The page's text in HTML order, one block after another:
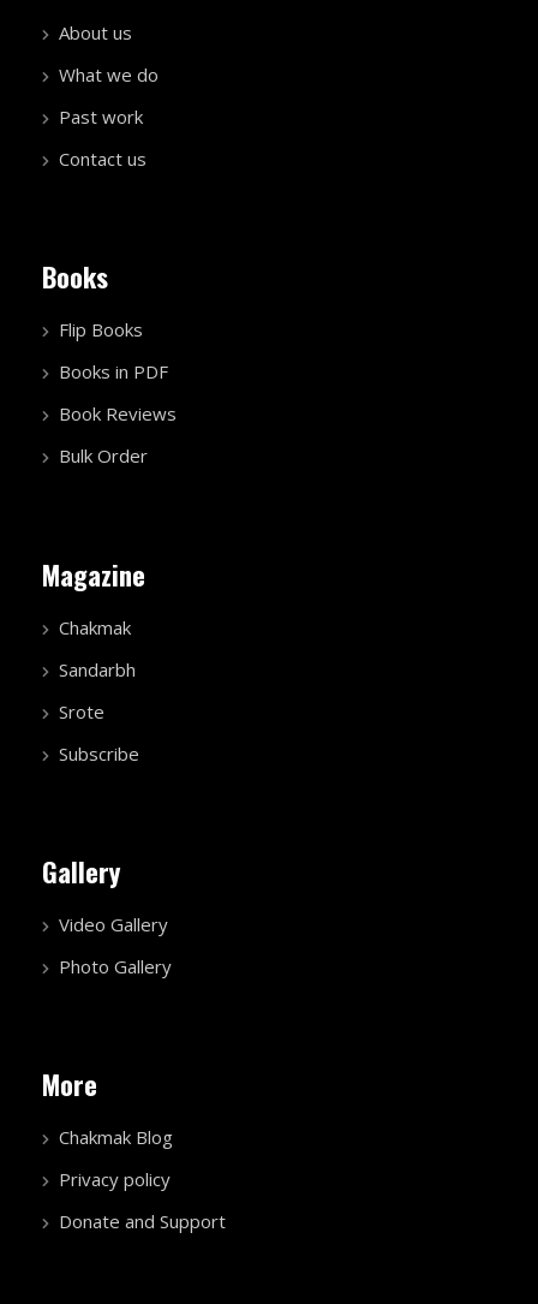
About us
What we do
Past work
Contact us
Books
Flip Books
Books in PDF
Book Reviews
Bulk Order
Magazine
Chakmak
Sandarbh
Srote
Subscribe
Gallery
Video Gallery
Photo Gallery
More
Chakmak Blog
Privacy policy
Donate and Support